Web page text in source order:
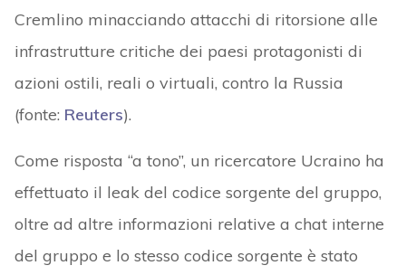
Cremlino minacciando attacchi di ritorsione alle
infrastrutture critiche dei paesi protagonisti di
azioni ostili, reali o virtuali, contro la Russia
(fonte: Reuters).
Come risposta “a tono”, un ricercatore Ucraino ha
effettuato il leak del codice sorgente del gruppo,
oltre ad altre informazioni relative a chat interne
del gruppo e lo stesso codice sorgente è stato